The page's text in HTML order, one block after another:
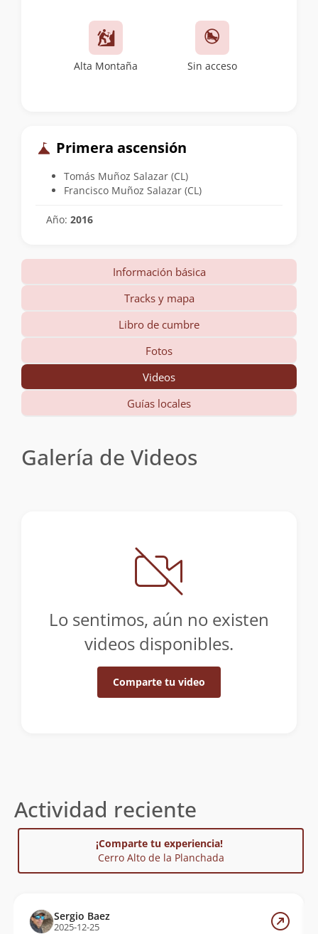
Alta Montaña Sin acceso
Primera ascensión
Tomás Muñoz Salazar (CL)
Francisco Muñoz Salazar (CL)
Año: 2016
Información básica
Tracks y mapa
Libro de cumbre
Fotos
Videos
Guías locales
Galería de Videos
Lo sentimos, aún no existen
videos disponibles.
Comparte tu video
Actividad reciente
¡Comparte tu experiencia!
Cerro Alto de la Planchada
Sergio Baez
2025-12-25